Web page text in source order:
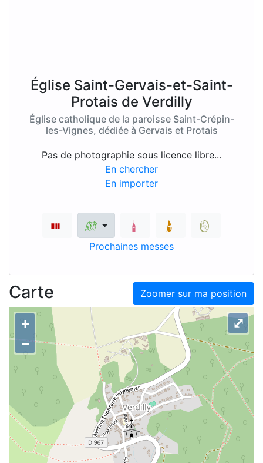
Église Saint-Gervais-et-Saint-
Protais de Verdilly
Église catholique de la paroisse Saint-Crépin-
les-Vignes, dédiée à Gervais et Protais
Pas de photographie sous licence libre...
En chercher
En importer
Prochaines messes
Zoomer sur ma position
Carte
+
–
⤢